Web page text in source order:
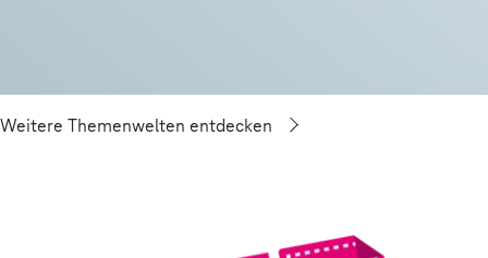
Weitere Themenwelten entdecken